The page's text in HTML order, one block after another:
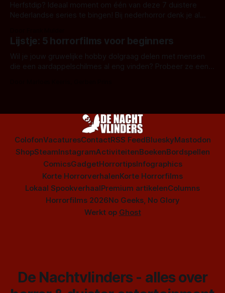
Herfstdip? Ideaal moment om één van deze 7 duistere
Nederlandse series te bingen! Bij nederhorror denk je al
Amsterdamned of The Johnsons. Maar Nederlandse horror
is niet beperkt tot films. Hier een aantal Nederlandse tv-
series uit het duistere of horrorgenre. Als
Lijstje: 5 horrorfilms voor beginners
Wil je jouw gruwelijke hobby dolgraag delen met mensen
die een aardappelschilmes al eng vinden? Probeer ze eens
ColofonVacaturesContactRSS FeedBlueskyMastodon
ShopSteamInstagramActiviteitenBoekenBordspellen
ComicsGadgetHorrortipsInfographics
Korte HorrorverhalenKorte Horrorfilms
Lokaal SpookverhaalPremium artikelenColumns
Horrorfilms 2026No Geeks, No Glory
Werkt op Ghost
De Nachtvlinders - alles over